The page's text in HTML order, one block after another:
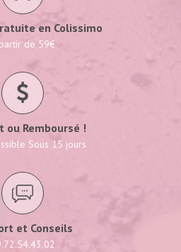
en Colissimo
de 59€
ou Remboursé !
Sous 15 jours
et Conseils